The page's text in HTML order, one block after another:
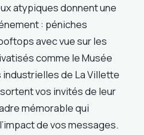
atypiques donnent une
: péniches
avec vue sur les
comme le Musée
de La Villette
vos invités de leur
mémorable qui
de vos messages.